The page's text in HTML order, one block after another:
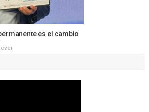
es el cambio